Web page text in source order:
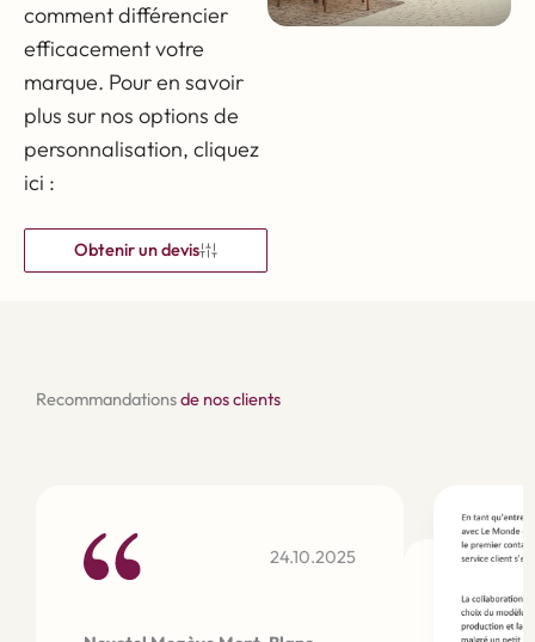
comment différencier
efficacement votre
marque. Pour en savoir
plus sur nos options de
personnalisation, cliquez
ici :
Obtenir un devis
Recommandationsde nos clients
24.10.2025